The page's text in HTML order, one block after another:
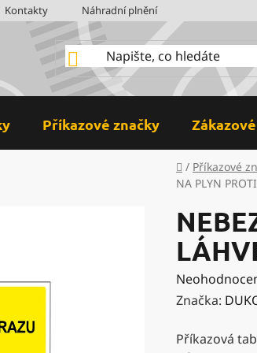
Kontakty Náhradní plnění
Příkazové značky
Domů
/ Příkazové
NA PLYN
Průměrné
hodnocení
je
Značka:
Příkazová